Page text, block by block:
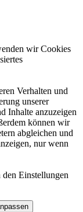
wir Cookies
Verhalten und
unserer
Inhalte anzuzeigen
können wir
abgleichen und
nur wenn
Einstellungen